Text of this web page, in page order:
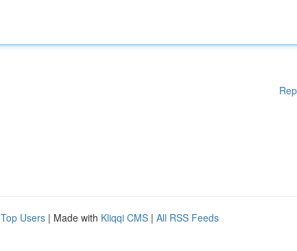
Top Users | Made with Kliqqi CMS | All RSS Feeds